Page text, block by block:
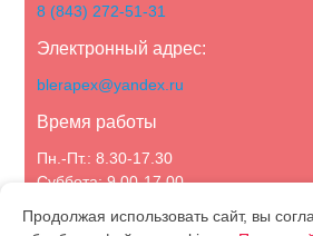
8 (843) 272-51-31
Электронный адрес:
blerapex@yandex.ru
Время работы
Пн.-Пт.: 8.30-17.30
Суббота: 9.00-17.00
Продолжая использовать сайт, вы